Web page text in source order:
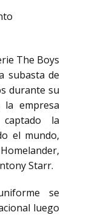
The Boys
subasta de
durante su
la empresa
la
el mundo,
Starr.
se
luego